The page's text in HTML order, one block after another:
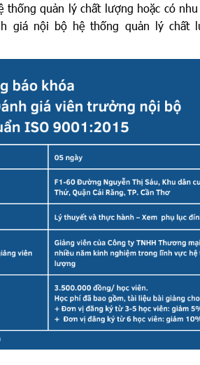
thống quản lý chất lượng hoặc có
giá nội bộhệ thống quản lý chất